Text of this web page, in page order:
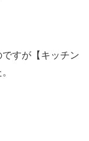
すが【キッチン